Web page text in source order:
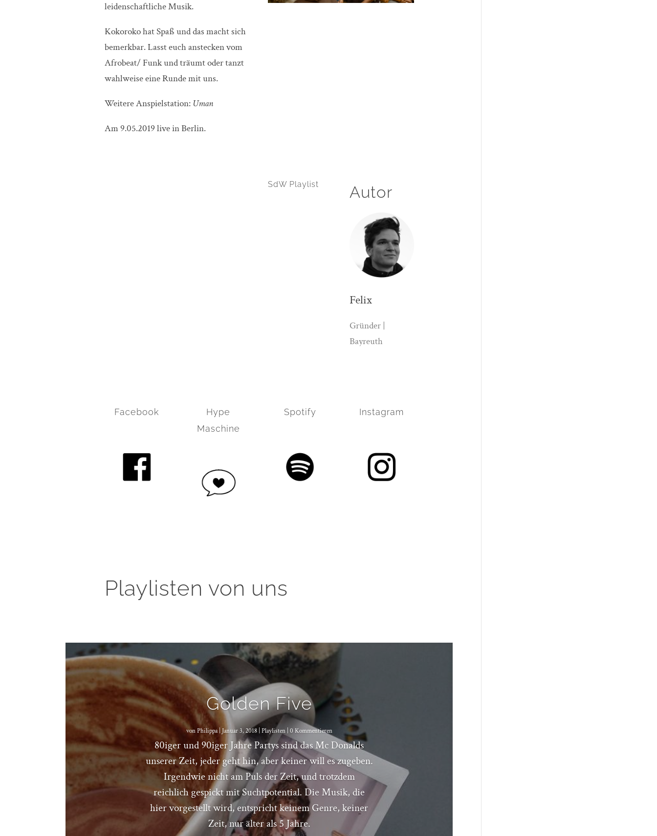
leidenschaftliche Musik.
Kokoroko hat Spaß und das macht sich
bemerkbar. Lasst euch anstecken vom
Afrobeat/ Funk und träumt oder tanzt
wahlweise eine Runde mit uns.
Weitere Anspielstation: Uman
Am 9.05.2019 live in Berlin.
SdW Playlist Autor
Felix
Gründer |
Bayreuth
Facebook
Hype
Maschine
Spotify Instagram
Playlisten von uns
Golden Five
vonPhilippa| Januar 3, 2018| Playlisten| 0 Kommentieren
80iger und 90iger Jahre Partys sind das Mc Donalds
unserer Zeit, jeder geht hin, aber keiner will es zugeben.
Irgendwie nicht am Puls der Zeit, und trotzdem
reichlich gespickt mit Suchtpotential. Die Musik, die
hier vorgestellt wird, entspricht keinem Genre, keiner
Zeit, nur älter als 5 Jahre.